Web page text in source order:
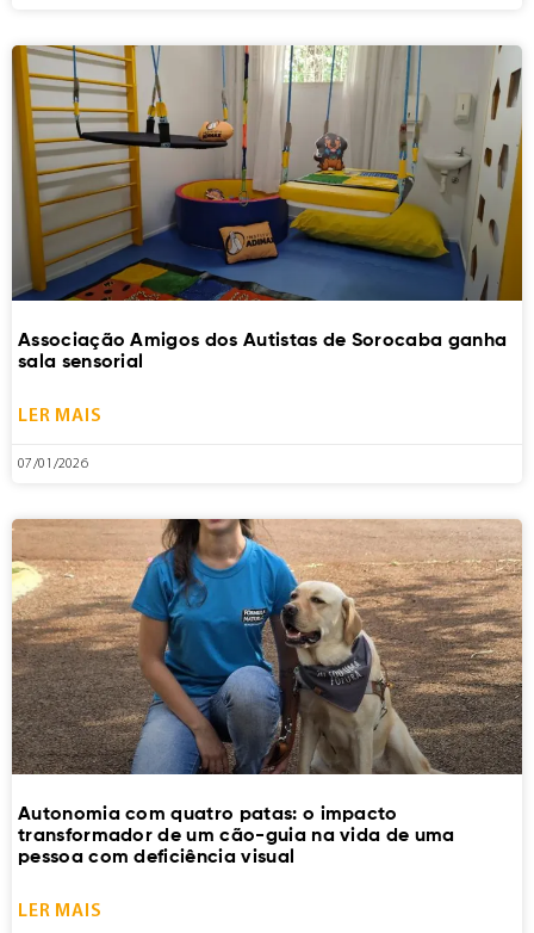
Associação Amigos dos Autistas de Sorocaba ganha
sala sensorial
LER MAIS
07/01/2026
Autonomia com quatro patas: o impacto
transformador de um cão-guia na vida de uma
pessoa com deficiência visual
LER MAIS